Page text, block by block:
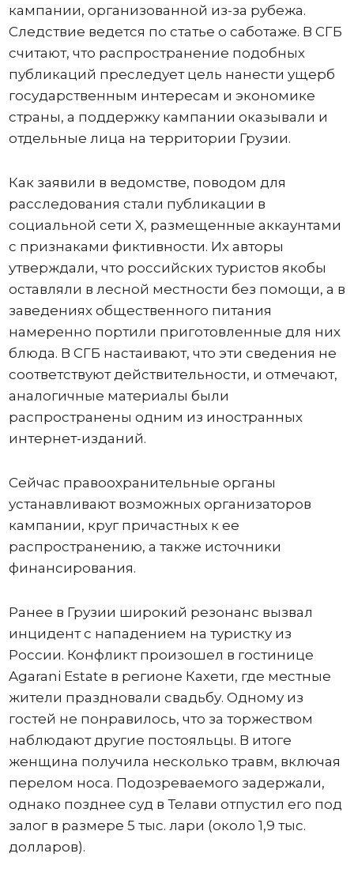
кампании, организованной из-за рубежа.
Следствие ведется по статье о саботаже. В СГБ
считают, что распространение подобных
публикаций преследует цель нанести ущерб
государственным интересам и экономике
страны, а поддержку кампании оказывали и
отдельные лица на территории Грузии.
Как заявили в ведомстве, поводом для
расследования стали публикации в
социальной сети X, размещенные аккаунтами
с признаками фиктивности. Их авторы
утверждали, что российских туристов якобы
оставляли в лесной местности без помощи, а в
заведениях общественного питания
намеренно портили приготовленные для них
блюда. В СГБ настаивают, что эти сведения не
соответствуют действительности, и отмечают,
аналогичные материалы были
распространены одним из иностранных
интернет-изданий.
Сейчас правоохранительные органы
устанавливают возможных организаторов
кампании, круг причастных к ее
распространению, а также источники
финансирования.
Ранее в Грузии широкий резонанс вызвал
инцидент с нападением на туристку из
России. Конфликт произошел в гостинице
Agarani Estate в регионе Кахети, где местные
жители праздновали свадьбу. Одному из
гостей не понравилось, что за торжеством
наблюдают другие постояльцы. В итоге
женщина получила несколько травм, включая
перелом носа. Подозреваемого задержали,
однако позднее суд в Телави отпустил его под
залог в размере 5 тыс. лари (около 1,9 тыс.
долларов).